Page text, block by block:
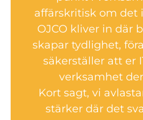
affärskritisk om det
OJCO kliver in där
skapar tydlighet,
säkerställer att er
verksamhet
Kort sagt, vi
stärker där det